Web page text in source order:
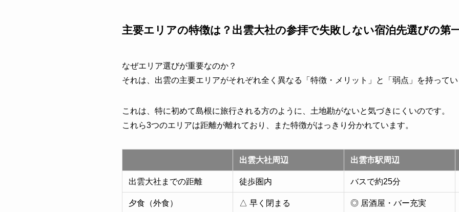
主要エリアの特徴は？出雲大社の参拝で失敗しない宿泊先選びの第
なぜエリア選びが重要なのか？
それは、出雲の主要エリアがそれぞれ全く異なる「特徴・メリット」と「弱点」を持って
これは、特に初めて島根に旅行される方のように、土地勘がないと気づきにくいのです。
これら3つのエリアは距離が離れており、また特徴がはっきり分かれています。
出雲大社周辺 出雲市駅周辺
出雲大社までの距離 徒歩圏内 バスで約25分
夕食（外食） △ 早く閉まる ◎ 居酒屋・バー充実